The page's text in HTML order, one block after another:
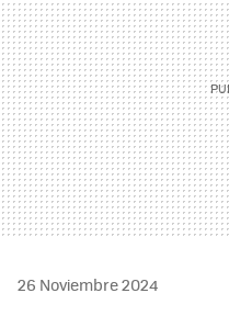
26 Noviembre 2024